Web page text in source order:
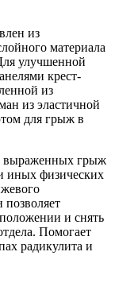
из
материала
улучшенной
крест-
из
из эластичной
для грыж в
выраженных грыж
иных физических
и снять
Помогает
радикулита и